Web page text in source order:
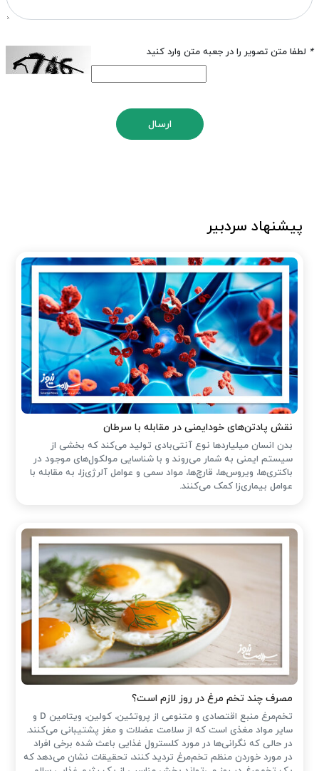
* لطفا متن تصویر را در جعبه متن وارد کنید
ارسال
پیشنهاد سردبیر
نقش پادتن‌های خودایمنی در مقابله با سرطان
بدن انسان میلیاردها نوع آنتی‌بادی تولید می‌کند که بخشی از
سیستم ایمنی به شمار می‌روند و با شناسایی مولکول‌های موجود در
باکتری‌ها، ویروس‌ها، قارچ‌ها، مواد سمی و عوامل آلرژی‌زا، به مقابله با
عوامل بیماری‌زا کمک می‌کنند.
مصرف چند تخم مرغ در روز لازم است؟
تخم‌مرغ منبع اقتصادی و متنوعی از پروتئین، کولین، ویتامین D و
سایر مواد مغذی است که از سلامت عضلات و مغز پشتیبانی می‌کنند.
در حالی که نگرانی‌ها در مورد کلسترول غذایی باعث شده ‌برخی افراد
در مورد خوردن منظم تخم‌مرغ تردید کنند، تحقیقات نشان می‌دهد که